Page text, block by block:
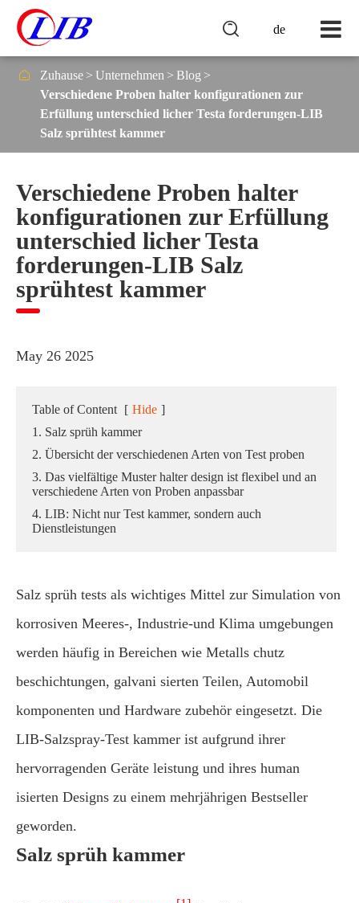
de

 Zuhause Unternehmen
Blog
Verschiedene Proben halter konfigurationen zur
Erfüllung unterschied licher Testa forderungen-LIB
Salz sprühtest kammer
Verschiedene Proben halter
konfigurationen zur Erfüllung
unterschied licher Testa
forderungen-LIB Salz
sprühtest kammer
May 26 2025
Table of Content [ Hide ]
1. Salz sprüh kammer
2. Übersicht der verschiedenen Arten von Test proben
3. Das vielfältige Muster halter design ist flexibel und an
verschiedene Arten von Proben anpassbar
4. LIB: Nicht nur Test kammer, sondern auch
Dienstleistungen
Salz sprüh tests als wichtiges Mittel zur Simulation von
korrosiven Meeres-, Industrie-und Klima umgebungen
werden häufig in Bereichen wie Metalls chutz
beschichtungen, galvani sierten Teilen, Automobil
komponenten und Hardware zubehör eingesetzt. Die
LIB-Salzspray-Test kammer ist aufgrund ihrer
hervorragenden Geräte leistung und ihres human
isierten Designs zu einem mehrjährigen Bestseller
geworden.
Salz sprüh kammer